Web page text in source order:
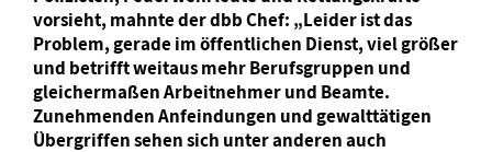
vorsieht, mahnte der dbb Chef: „Leider ist das
Problem, gerade im öffentlichen Dienst, viel größer
und betrifft weitaus mehr Berufsgruppen und
gleichermaßen Arbeitnehmer und Beamte.
Zunehmenden Anfeindungen und gewalttätigen
Übergriffen sehen sich unter anderen auch